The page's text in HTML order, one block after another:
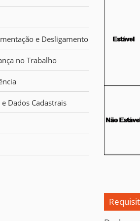
e Desligamento
no Trabalho
Dados Cadastrais